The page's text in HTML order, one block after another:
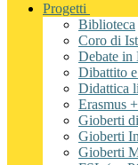
Progetti
Biblioteca
Coro di
Debate in
Dibattito
Didattica
Erasmus +
Gioberti
Gioberti
Gioberti